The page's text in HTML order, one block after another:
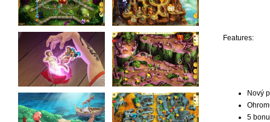
Features:
Nový
5